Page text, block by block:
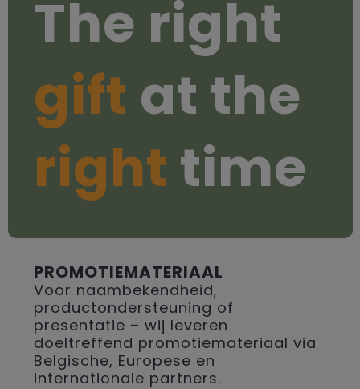
The right
gift at the
right time
PROMOTIEMATERIAAL
Voor naambekendheid,
productondersteuning of
presentatie – wij leveren
doeltreffend promotiemateriaal via
Belgische, Europese en
internationale partners.